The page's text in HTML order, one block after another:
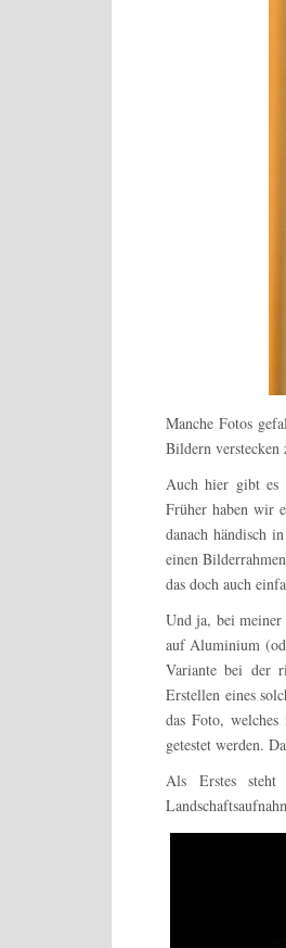
Manche Fotos
Bildern verstecken
Auch hier gibt es
Früher haben wir
danach händisch
einen
das doch auch
Und ja, bei meiner
auf Aluminium
Variante bei der
Erstellen eines
das Foto,
getestet werden.
Als Erstes